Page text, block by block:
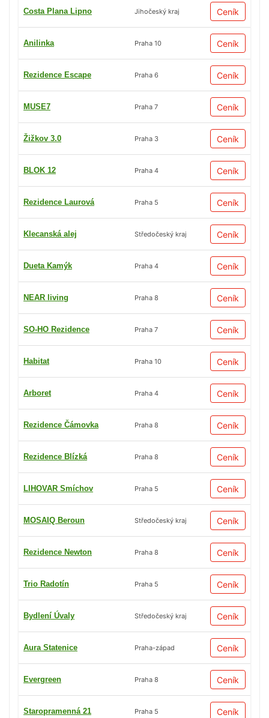
Costa Plana Lipno Jihočeský kraj Ceník
Anilinka Praha 10 Ceník
Rezidence Escape Praha 6 Ceník
MUSE7 Praha 7 Ceník
Žižkov 3.0 Praha 3 Ceník
BLOK 12 Praha 4 Ceník
Rezidence Laurová Praha 5 Ceník
Klecanská alej Středočeský kraj Ceník
Dueta Kamýk Praha 4 Ceník
NEAR living Praha 8 Ceník
SO-HO Rezidence Praha 7 Ceník
Habitat Praha 10 Ceník
Arboret Praha 4 Ceník
Rezidence Čámovka Praha 8 Ceník
Rezidence Blízká Praha 8 Ceník
LIHOVAR Smíchov Praha 5 Ceník
MOSAIQ Beroun Středočeský kraj Ceník
Rezidence Newton Praha 8 Ceník
Trio Radotín Praha 5 Ceník
Bydlení Úvaly Středočeský kraj Ceník
Aura Statenice Praha-západ Ceník
Evergreen Praha 8 Ceník
Staropramenná 21 Praha 5 Ceník